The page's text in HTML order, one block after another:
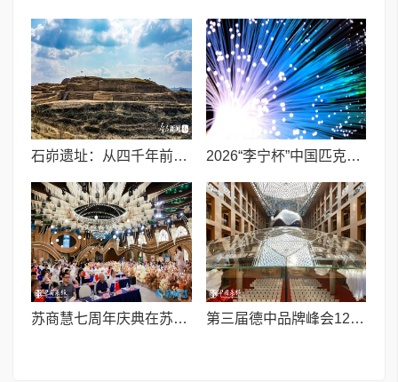
石峁遗址：从四千年前中国北方区域政体中心看“何以中国” 2026“李宁杯”中国匹克球巡回赛青少年赛-河南鹤壁站圆满落幕
苏商慧七周年庆典在苏州隆重举行 七大联创共启发展新篇章 第三届德中品牌峰会12月将在柏林举办，聚焦人工智能时代品牌全球化发展